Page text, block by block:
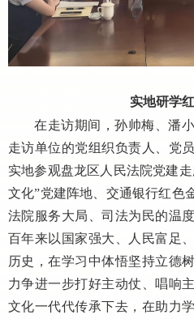
实地研学
在走访期间，孙帅梅、潘
走访单位的党组织负责人、党
实地参观盘龙区人民法院党建
文化”党建阵地、交通银行红色
法院服务大局、司法为民的温
百年来以国家强大、人民富足
历史，在学习中体悟坚持立德
力争进一步打好主动仗、唱响
文化一代代传承下去，在助力